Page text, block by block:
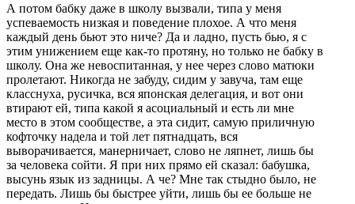
А потом бабку даже в школу вызвали, типа у меня
успеваемость низкая и поведение плохое. А что меня
каждый день бьют это ниче? Да и ладно, пусть бью, я с
этим унижением еще как-то протяну, но только не бабку в
школу. Она же невоспитанная, у нее через слово матюки
пролетают. Никогда не забуду, сидим у завуча, там еще
класснуха, русичка, вся японская делегация, и вот они
втирают ей, типа какой я асоциальный и есть ли мне
место в этом сообществе, а эта сидит, самую приличную
кофточку надела и той лет пятнадцать, вся
выворачивается, манерничает, слово не ляпнет, лишь бы
за человека сойти. Я при них прямо ей сказал: бабушка,
высунь язык из задницы. А че? Мне так стыдно было, не
передать. Лишь бы быстрее уйти, лишь бы ее больше не